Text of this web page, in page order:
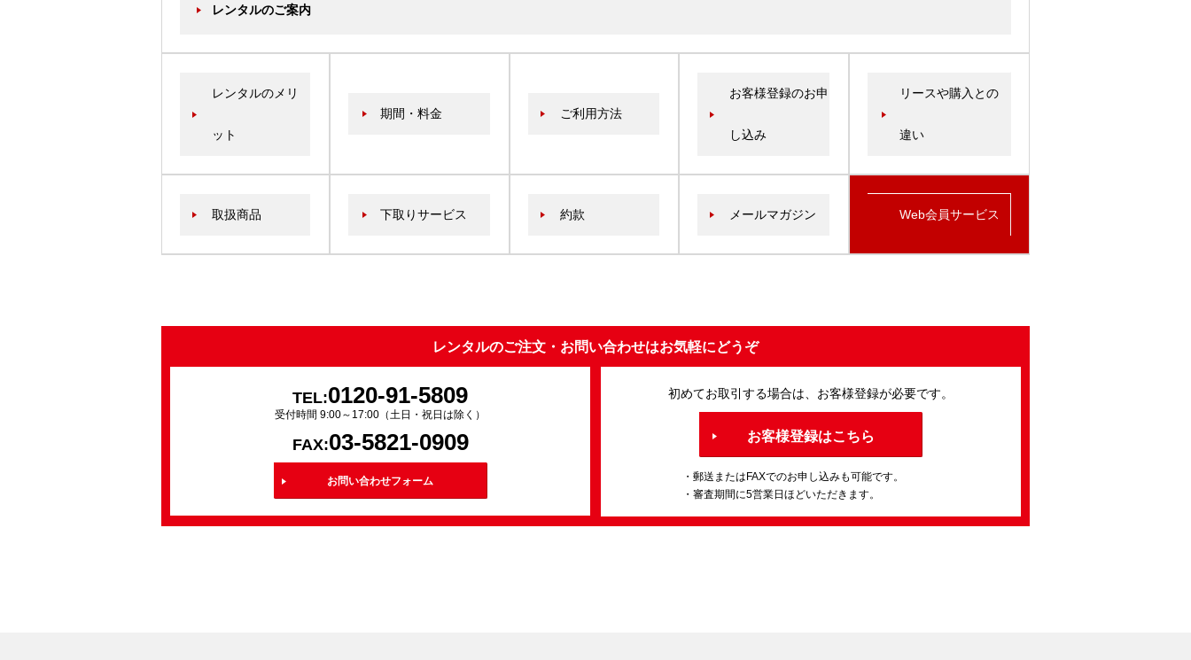
レンタルのご案内
レンタルのメリ
ット
期間・料金 ご利用方法
お客様登録のお申
し込み
リースや購入との
違い
取扱商品 下取りサービス 約款 メールマガジン Web会員サービス
レンタルのご注文・お問い合わせはお気軽にどうぞ
TEL:0120-91-5809
受付時間 9:00～17:00（土日・祝日は除く）
FAX:03-5821-0909
お問い合わせフォーム
初めてお取引する場合は、お客様登録が必要です。
お客様登録はこちら
・郵送またはFAXでのお申し込みも可能です。
・審査期間に5営業日ほどいただきます。